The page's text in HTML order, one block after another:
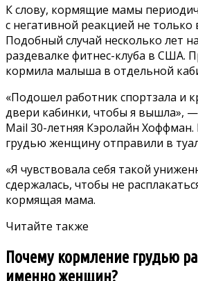
К слову, кормящие мамы
с негативной реакцией не только
Подобный случай несколько лет
раздевалке фитнес-клуба в США.
кормила малыша в отдельной
«Подошел работник спортзала и
двери кабинки, чтобы я вышла», —
Mail 30-летняя Кэролайн
грудью женщину отправили в
«Я чувствовала себя такой
сдержалась, чтобы не
кормящая мама.
Читайте также
Почему кормление грудью
именно женщин?